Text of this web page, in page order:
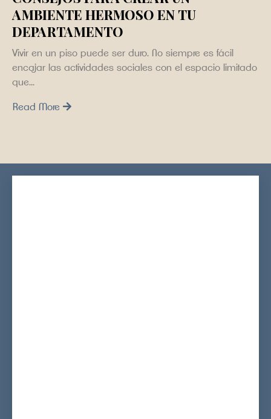
Ambiente Hermoso en tu
Departamento
Vivir en un piso puede ser duro. No siempre es fácil
encajar las actividades sociales con el espacio limitado
que...
Read More